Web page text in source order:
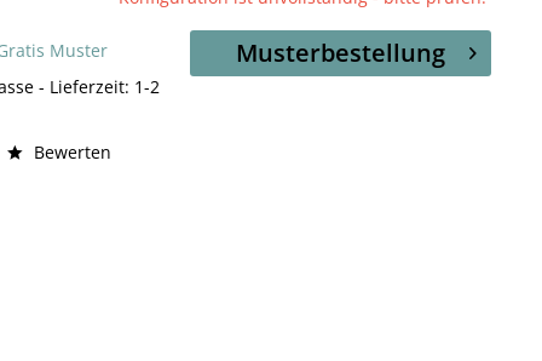
Musterbestellung
Muster
- Lieferzeit: 1-2
Bewerten